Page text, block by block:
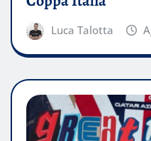
Luca Talotta